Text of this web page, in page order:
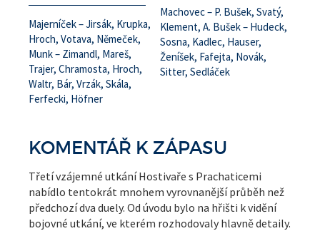
Majerníček – Jirsák, Krupka,
Hroch, Votava, Němeček,
Munk – Zimandl, Mareš,
Trajer, Chramosta, Hroch,
Waltr, Bár, Vrzák, Skála,
Ferfecki, Höfner
Machovec – P. Bušek, Svatý,
Klement, A. Bušek – Hudeck,
Sosna, Kadlec, Hauser,
Ženíšek, Fafejta, Novák,
Sitter, Sedláček
KOMENTÁŘ K ZÁPASU
Třetí vzájemné utkání Hostivaře s Prachaticemi
nabídlo tentokrát mnohem vyrovnanější průběh než
předchozí dva duely. Od úvodu bylo na hřišti k vidění
bojovné utkání, ve kterém rozhodovaly hlavně detaily.